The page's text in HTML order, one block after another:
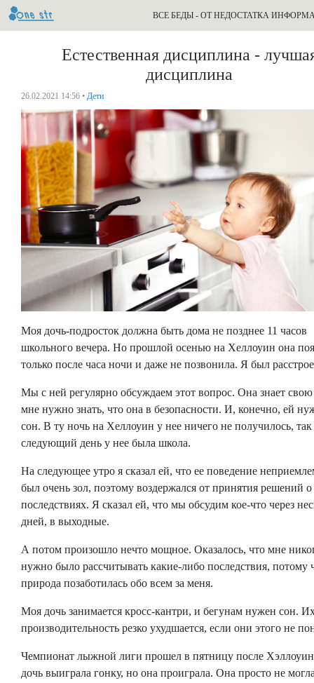
ВСЕ БЕДЫ - ОТ НЕДОСТАТКА
Естественная дисциплина -
дисциплина
26.02.2021 14:56 • Дети
Моя дочь-подросток должна быть дома не позднее 11 часов
школьного вечера. Но прошлой осенью на Хеллоуин она
только после часа ночи и даже не позвонила. Я был
Мы с ней регулярно обсуждаем этот вопрос. Она знает
мне нужно знать, что она в безопасности. И, конечно, ей
сон. В ту ночь на Хеллоуин у нее ничего не получилось, так
следующий день у нее была школа.
На следующее утро я сказал ей, что ее поведение
был очень зол, поэтому воздержался от принятия решений о
последствиях. Я сказал ей, что мы обсудим кое-что через
дней, в выходные.
А потом произошло нечто мощное. Оказалось, что мне
нужно было рассчитывать какие-либо последствия, потому
природа позаботилась обо всем за меня.
Моя дочь занимается кросс-кантри, и бегунам нужен сон.
производительность резко ухудшается, если они этого не
Чемпионат лыжной лиги прошел в пятницу после
дочь выиграла гонку, но она проиграла. Она просто не